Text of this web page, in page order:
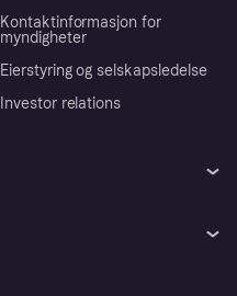
Kontaktinformasjon for
myndigheter
Eierstyring og selskapsledelse
Investor relations